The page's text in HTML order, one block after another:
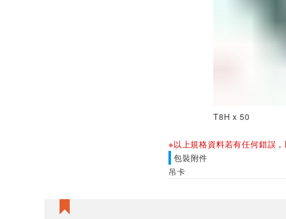
T8H x 50
※以上規格資料若有任何錯誤，
包裝附件
吊卡